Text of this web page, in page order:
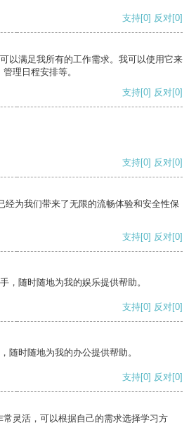
支持[0] 反对[0]
以满足我所有的工作需求。我可以使用它来
理日程安排等。
支持[0] 反对[0]
支持[0] 反对[0]
经为我们带来了无限的流畅体验和安全性保
支持[0] 反对[0]
，随时随地为我的娱乐提供帮助。
支持[0] 反对[0]
随时随地为我的办公提供帮助。
支持[0] 反对[0]
灵活，可以根据自己的需求选择学习方